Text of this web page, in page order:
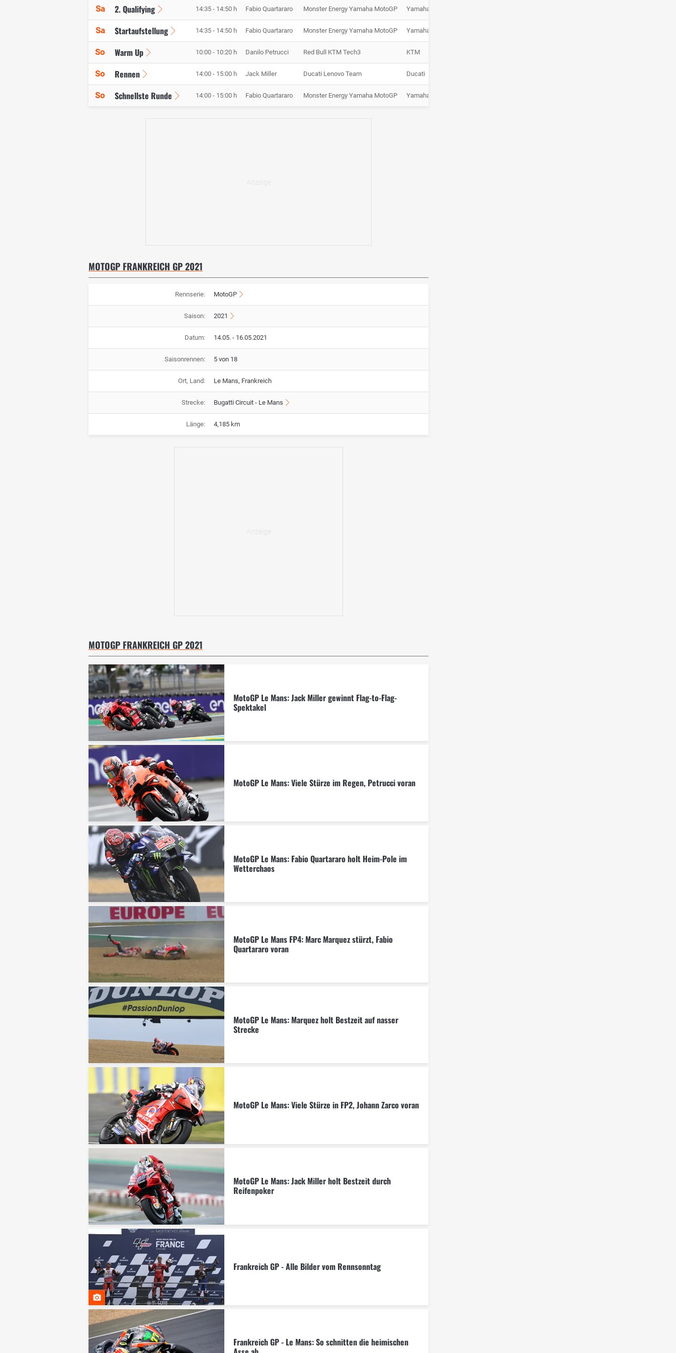
Sa 2. Qualifying 14:35 - 14:50 h Fabio Quartararo Monster Energy Yamaha MotoGP Yamaha
Sa Startaufstellung 14:35 - 14:50 h Fabio Quartararo Monster Energy Yamaha MotoGP Yamaha
So Warm Up 10:00 - 10:20 h Danilo Petrucci Red Bull KTM Tech3 KTM
So Rennen 14:00 - 15:00 h Jack Miller Ducati Lenovo Team Ducati
So Schnellste Runde 14:00 - 15:00 h Fabio Quartararo Monster Energy Yamaha MotoGP Yamaha
MOTOGP FRANKREICH GP 2021
Rennserie: MotoGP
Saison: 2021
Datum: 14.05. - 16.05.2021
Saisonrennen: 5 von 18
Ort, Land: Le Mans, Frankreich
Strecke: Bugatti Circuit - Le Mans
Länge: 4,185 km
MOTOGP FRANKREICH GP 2021
MotoGP Le Mans: Jack Miller gewinnt Flag-to-Flag-
Spektakel
MotoGP Le Mans: Viele Stürze im Regen, Petrucci voran
MotoGP Le Mans: Fabio Quartararo holt Heim-Pole im
Wetterchaos
MotoGP Le Mans FP4: Marc Marquez stürzt, Fabio
Quartararo voran
MotoGP Le Mans: Marquez holt Bestzeit auf nasser
Strecke
MotoGP Le Mans: Viele Stürze in FP2, Johann Zarco voran
MotoGP Le Mans: Jack Miller holt Bestzeit durch
Reifenpoker
Frankreich GP - Alle Bilder vom Rennsonntag
Frankreich GP - Le Mans: So schnitten die heimischen